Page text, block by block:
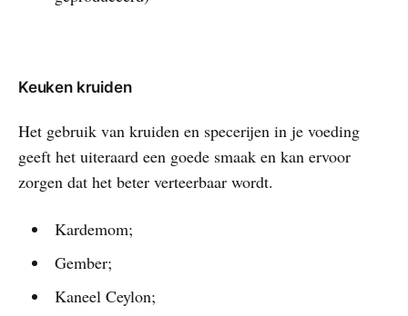
Keuken kruiden
Het gebruik van kruiden en specerijen in je voeding
geeft het uiteraard een goede smaak en kan ervoor
zorgen dat het beter verteerbaar wordt.
Kardemom;
Gember;
Kaneel Ceylon;